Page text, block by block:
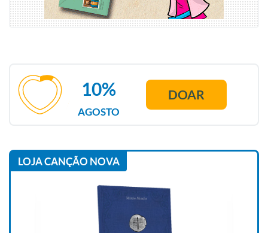
AGOSTO
10% DOAR
LOJA CANÇÃO NOVA